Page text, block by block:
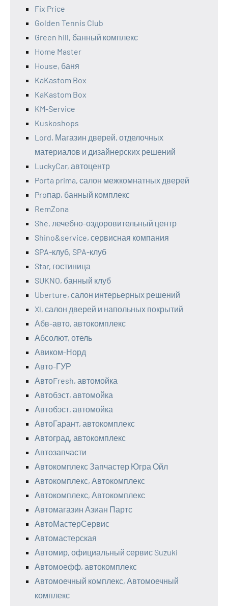
Fix Price
Golden Tennis Club
Green hill, банный комплекс
Home Master
House, баня
KaKastom Box
KaKastom Box
KM-Service
Kuskoshops
Lord, Магазин дверей, отделочных
материалов и дизайнерских решений
LuckyCar, автоцентр
Porta prima, салон межкомнатных дверей
Proпар, банный комплекс
RemZona
She, лечебно-оздоровительный центр
Shino&service, сервисная компания
SPA-клуб, SPA-клуб
Star, гостиница
SUKNO, банный клуб
Uberture, салон интерьерных решений
Xl, салон дверей и напольных покрытий
Абв-авто, автокомплекс
Абсолют, отель
Авиком-Норд
Авто-ГУР
АвтоFresh, автомойка
Автобэст, автомойка
Автобэст, автомойка
АвтоГарант, автокомплекс
Автоград, автокомплекс
Автозапчасти
Автокомплекс Запчастер Югра Ойл
Автокомплекс, Автокомплекс
Автокомплекс, Автокомплекс
Автомагазин Азиан Партс
АвтоМастерСервис
Автомастерская
Автомир, официальный сервис Suzuki
Автомоефф, автокомплекс
Автомоечный комплекс, Автомоечный
комплекс